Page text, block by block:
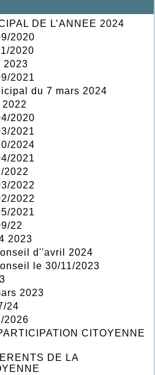
DE L’ANNEE 2024
2020
2020
2023
2021
du 7 mars 2024
2020
2021
2024
2021
2022
2022
2022
2021
22
2023
d''avril 2024
le 30/11/2023
2023
24
2026
CITOYENNE
DE LA